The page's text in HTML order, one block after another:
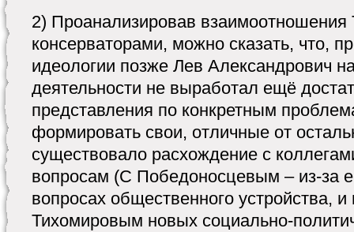
2) Проанализировав взаимоотношения
консерваторами, можно сказать, что,
идеологии позже Лев Александрович
деятельности не выработал ещё
представления по конкретным
формировать свои, отличные от
существовало расхождение с
вопросам (С Победоносцевым – из-за
вопросах общественного устройства,
Тихомировым новых социально-